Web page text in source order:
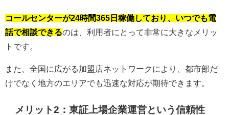
コールセンターが24時間365日稼働しており、いつでも電
話で相談できるのは、利用者にとって非常に大きなメリッ
トです。
また、全国に広がる加盟店ネットワークにより、都市部だ
けでなく地方のエリアでも迅速な対応が期待できます。
メリット2：東証上場企業運営という信頼性